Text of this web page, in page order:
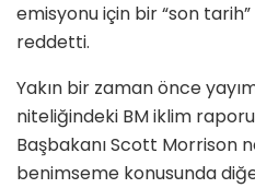
emisyonu için bir “son
reddetti.
Yakın bir zaman önce
niteliğindeki BM iklim
Başbakanı Scott Morrison
benimseme konusunda